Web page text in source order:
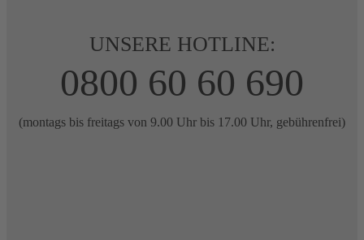
UNSERE HOTLINE:
0800 60 60 690
(montags bis freitags von 9.00 Uhr bis 17.00 Uhr, gebührenfrei)